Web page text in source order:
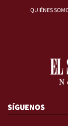
QUIÉNES
SÍGUENOS